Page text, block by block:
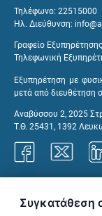
Τηλέφωνο: 22515000
Ηλ. Διεύθυνση:
Γραφείο
Τηλεφωνική
Εξυπηρέτηση με
μετά από διευθέτηση
Αναβύσσου 2, 2025
Τ.Θ. 25431, 1392
Συγκατάθεση